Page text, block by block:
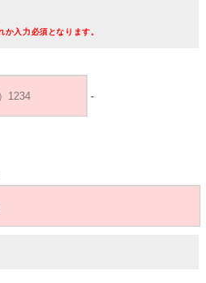
入力必須となります。
-